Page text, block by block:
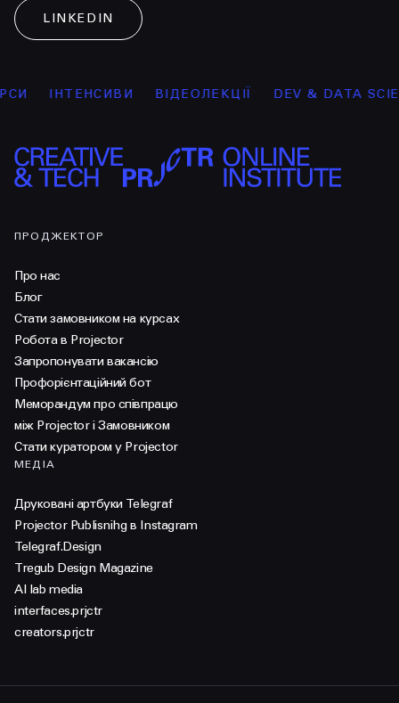
LINKEDIN
ІНТЕНСИВИ ВІДЕОЛЕКЦІЇ DEV & DATA
ПРОДЖЕКТОР
Про нас
Блог
Стати замовником на курсах
Робота в Projector
Запропонувати вакансію
Профорієнтаційний бот
Меморандум про співпрацю
між Projector і Замовником
Стати куратором у Projector
МЕДІА
Друковані артбуки Telegraf
Projector Publisnihg в Instagram
Telegraf.Design
Tregub Design Magazine
AI lab media
interfaces.prjctr
creators.prjctr